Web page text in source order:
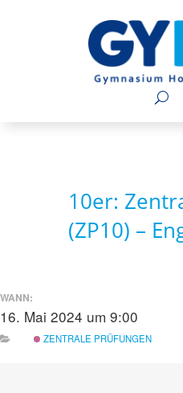
10er:
(ZP10) –
WANN:
16. Mai 2024 um 9:00
ZENTRALE PRÜFUNGEN